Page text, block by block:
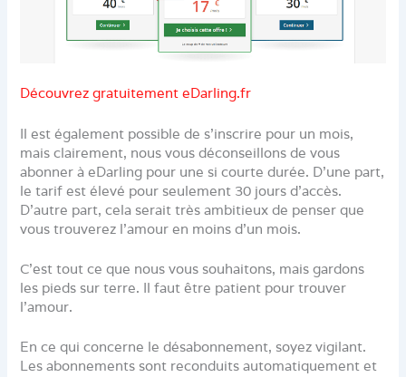
Découvrez gratuitement eDarling.fr
Il est également possible de s’inscrire pour un mois,
mais clairement, nous vous déconseillons de vous
abonner à eDarling pour une si courte durée. D’une part,
le tarif est élevé pour seulement 30 jours d’accès.
D’autre part, cela serait très ambitieux de penser que
vous trouverez l’amour en moins d’un mois.
C’est tout ce que nous vous souhaitons, mais gardons
les pieds sur terre. Il faut être patient pour trouver
l’amour.
En ce qui concerne le désabonnement, soyez vigilant.
Les abonnements sont reconduits automatiquement et